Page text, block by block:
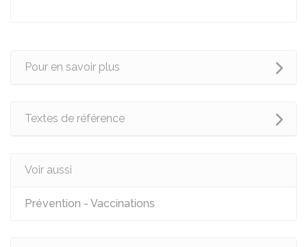
Pour en savoir plus
Textes de référence
Voir aussi
Prévention - Vaccinations